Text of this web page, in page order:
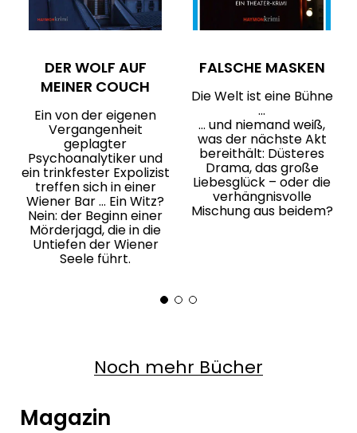
DER WOLF AUF
MEINER COUCH
Ein von der eigenen
Vergangenheit
geplagter
Psychoanalytiker und
ein trinkfester Expolizist
treffen sich in einer
Wiener Bar … Ein Witz?
Nein: der Beginn einer
Mörderjagd, die in die
Untiefen der Wiener
Seele führt.
FALSCHE MASKEN
Die Welt ist eine Bühne
…
… und niemand weiß,
was der nächste Akt
bereithält: Düsteres
Drama, das große
Liebesglück – oder die
verhängnisvolle
Mischung aus beidem?
Noch mehr Bücher
Magazin